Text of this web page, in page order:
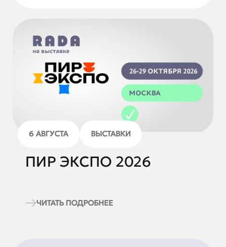
6 АВГУСТА ВЫСТАВКИ
ПИР ЭКСПО 2026
ЧИТАТЬ ПОДРОБНЕЕ